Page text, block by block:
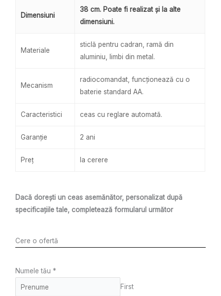
Dimensiuni
38 cm. Poate fi realizat și la alte
dimensiuni.
Materiale
sticlă pentru cadran, ramă din
aluminiu, limbi din metal.
Mecanism
radiocomandat, funcționează cu o
baterie standard AA.
Caracteristici ceas cu reglare automată.
Garanție 2 ani
Preț la cerere
Dacă dorești un ceas asemănător, personalizat după
specificațiile tale, completează formularul următor
Cere o ofertă
Numele tău*
First